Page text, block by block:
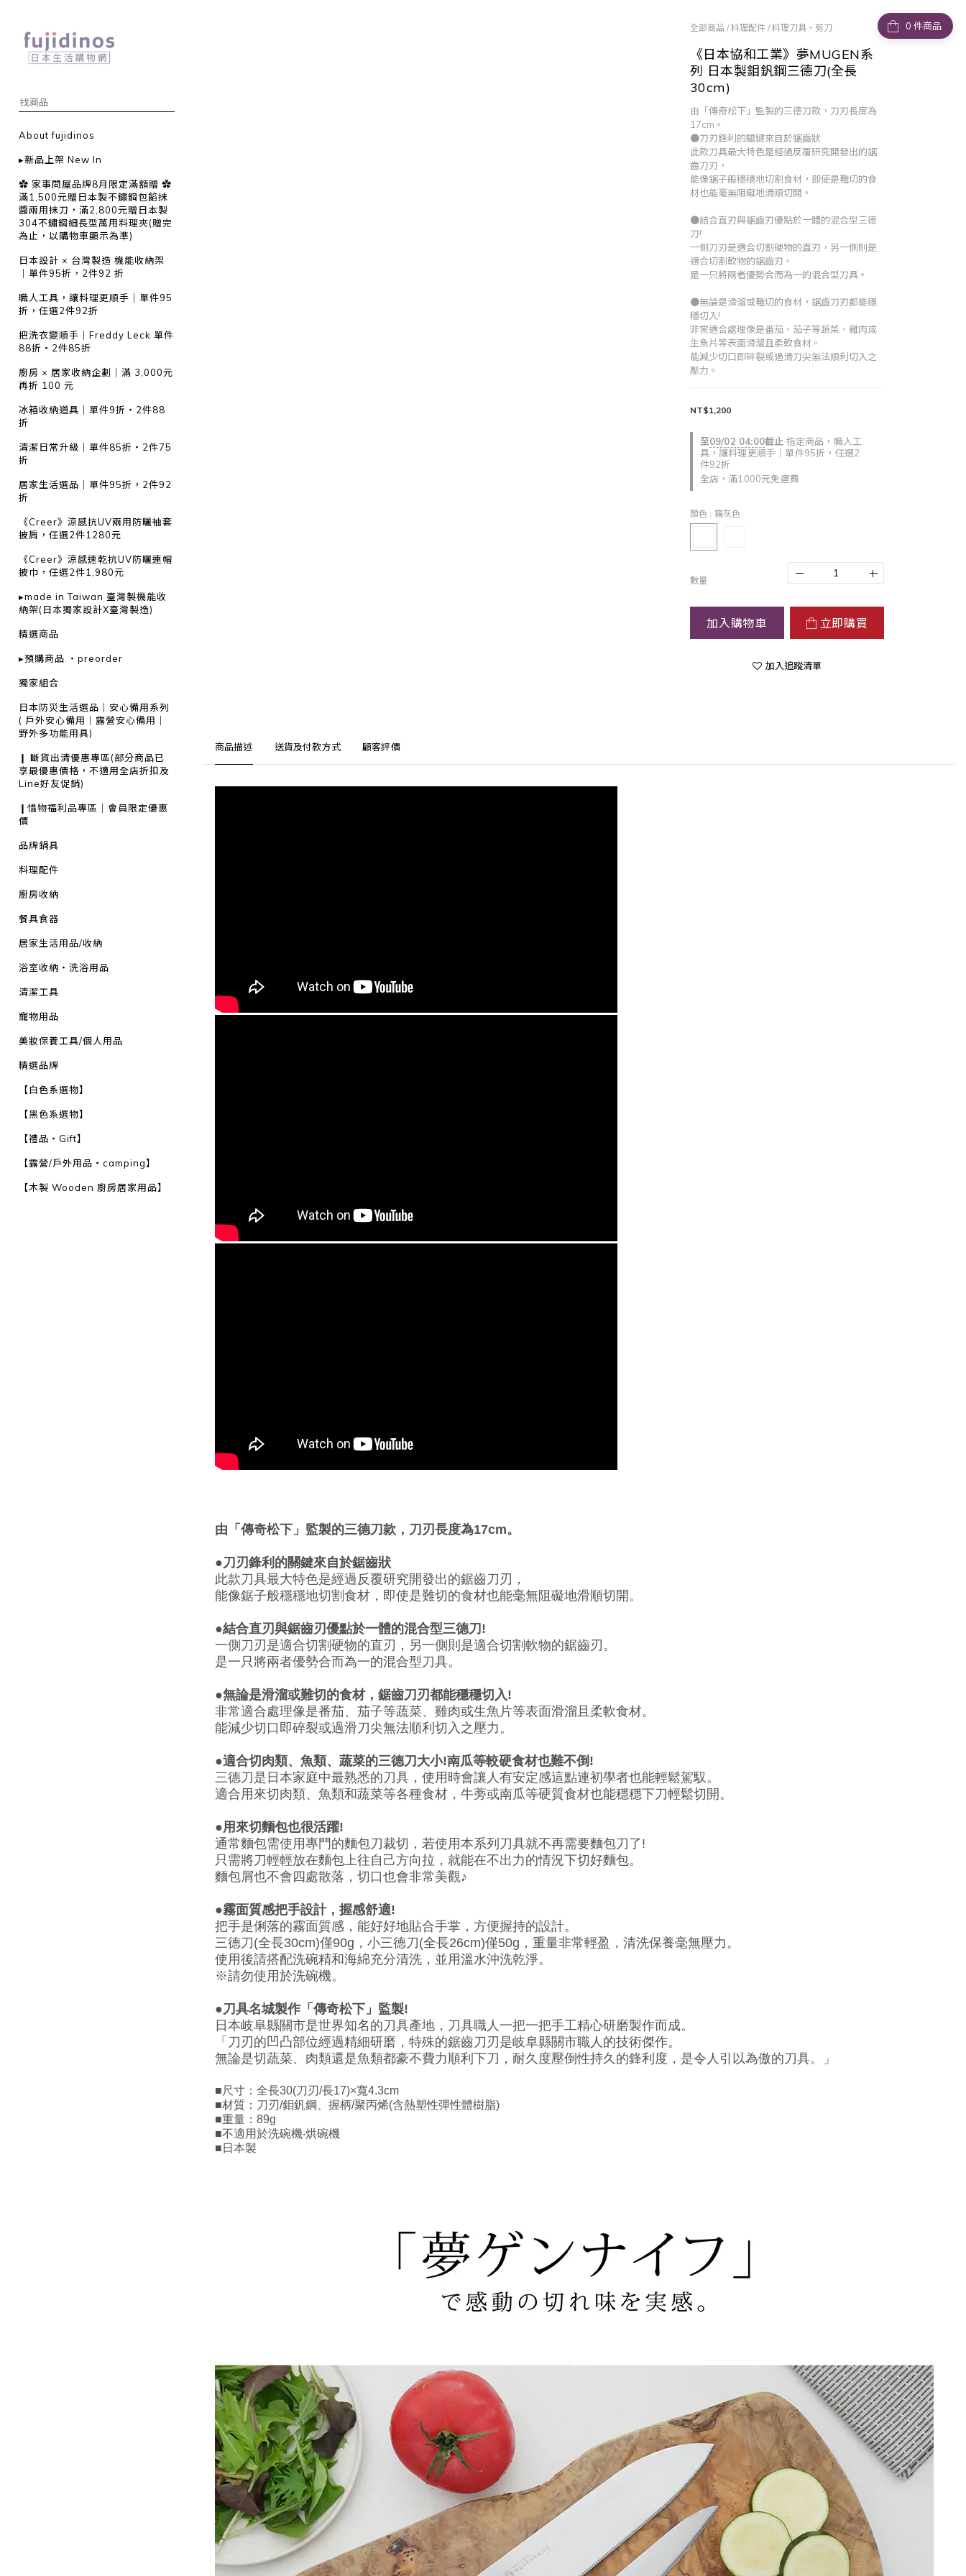
About fujidinos
▸新品上架 New In
✿ 家事問屋品牌8月限定滿額贈 ✿
滿1,500元贈日本製不鏽鋼包餡抹
醬兩用抹刀，滿2,800元贈日本製
304不鏽鋼細長型萬用料理夾(贈完
為止，以購物車顯示為準)
日本設計 × 台灣製造 機能收納架
｜單件95折，2件92 折
職人工具，讓料理更順手｜單件95
折，任選2件92折
把洗衣變順手｜Freddy Leck 單件
88折・2件85折
廚房 × 居家收納企劃｜滿 3,000元
再折 100 元
冰箱收納道具｜單件9折・2件88
折
清潔日常升級｜單件85折・2件75
折
居家生活選品｜單件95折，2件92
折
《Creer》涼感抗UV兩用防曬袖套
披肩，任選2件1280元
《Creer》涼感速乾抗UV防曬連帽
披巾，任選2件1,980元
▸made in Taiwan 臺灣製機能收
納架(日本獨家設計X臺灣製造)
精選商品
▸預購商品 ・preorder
獨家組合
日本防災生活選品｜安心備用系列
( 戶外安心備用｜露營安心備用｜
野外多功能用具)
❙ 斷貨出清優惠專區(部分商品已
享最優惠價格，不適用全店折扣及
Line好友促銷)
❙惜物福利品專區｜會員限定優惠
價
品牌鍋具
料理配件
廚房收納
餐具食器
居家生活用品/收納
浴室收納・洗浴用品
清潔工具
寵物用品
美妝保養工具/個人用品
精選品牌
【白色系選物】
【黑色系選物】
【禮品・Gift】
【露營/戶外用品・camping】
【木製 Wooden 廚房居家用品】
件商品
全部商品 /料理配件/料理刀具・剪刀
《日本協和工業》夢MUGEN系
列 日本製鉬釩鋼三德刀(全長
30cm)
由「傳奇松下」監製的三德刀款，刀刃長度為
17cm。
●刀刃鋒利的關鍵來自於鋸齒狀
此款刀具最大特色是經過反覆研究開發出的鋸
齒刀刃，
能像鋸子般穩穩地切割食材，即使是難切的食
材也能毫無阻礙地滑順切開。
●結合直刃與鋸齒刃優點於一體的混合型三德
刀!
一側刀刃是適合切割硬物的直刃，另一側則是
適合切割軟物的鋸齒刃。
是一只將兩者優勢合而為一的混合型刀具。
●無論是滑溜或難切的食材，鋸齒刀刃都能穩
穩切入!
非常適合處理像是番茄、茄子等蔬菜、雞肉或
生魚片等表面滑溜且柔軟食材。
能減少切口即碎裂或過滑刀尖無法順利切入之
壓力。
至09/02 04:00截止 指定商品，職人工
具，讓料理更順手｜單件95折，任選2
件92折
全店，滿1000元免運費
NT$1,200
顏色 : 霧灰色
數量
加入購物車 立即購買
加入追蹤清單
商品描述 送貨及付款方式 顧客評價
由「傳奇松下」監製的三德刀款，刀刃長度為17cm。
●刀刃鋒利的關鍵來自於鋸齒狀
此款刀具最大特色是經過反覆研究開發出的鋸齒刀刃，
能像鋸子般穩穩地切割食材，即使是難切的食材也能毫無阻礙地滑順切開。
●結合直刃與鋸齒刃優點於一體的混合型三德刀!
一側刀刃是適合切割硬物的直刃，另一側則是適合切割軟物的鋸齒刃。
是一只將兩者優勢合而為一的混合型刀具。
●無論是滑溜或難切的食材，鋸齒刀刃都能穩穩切入!
非常適合處理像是番茄、茄子等蔬菜、雞肉或生魚片等表面滑溜且柔軟食材。
能減少切口即碎裂或過滑刀尖無法順利切入之壓力。
●適合切肉類、魚類、蔬菜的三德刀大小!南瓜等較硬食材也難不倒!
三德刀是日本家庭中最熟悉的刀具，使用時會讓人有安定感這點連初學者也能輕鬆駕馭。
適合用來切肉類、魚類和蔬菜等各種食材，牛蒡或南瓜等硬質食材也能穩穩下刀輕鬆切開。
●用來切麵包也很活躍!
通常麵包需使用專門的麵包刀裁切，若使用本系列刀具就不再需要麵包刀了!
只需將刀輕輕放在麵包上往自己方向拉，就能在不出力的情況下切好麵包。
麵包屑也不會四處散落，切口也會非常美觀♪
●霧面質感把手設計，握感舒適!
把手是俐落的霧面質感，能好好地貼合手掌，方便握持的設計。
三德刀(全長30cm)僅90g，小三德刀(全長26cm)僅50g，重量非常輕盈，清洗保養毫無壓力。
使用後請搭配洗碗精和海綿充分清洗，並用溫水沖洗乾淨。
※請勿使用於洗碗機。
●刀具名城製作「傳奇松下」監製!
日本岐阜縣關市是世界知名的刀具產地，刀具職人一把一把手工精心研磨製作而成。
「刀刃的凹凸部位經過精細研磨，特殊的鋸齒刀刃是岐阜縣關市職人的技術傑作。
無論是切蔬菜、肉類還是魚類都豪不費力順利下刀，耐久度壓倒性持久的鋒利度，是令人引以為傲的刀具。」
■尺寸：全長30(刀刃/長17)×寬4.3cm
■材質：刀刃/鉬釩鋼、握柄/聚丙烯(含熱塑性彈性體樹脂)
■重量：89g
■不適用於洗碗機‧烘碗機
■日本製